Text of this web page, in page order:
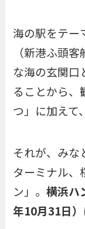
海の駅をテー
（新港ふ頭
な海の玄関口
ることから、
つ 」に加えて
それが、みな
ターミナル、
ン 」。横浜ハ
年10月31日